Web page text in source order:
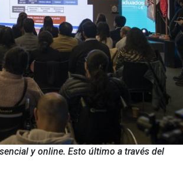
y online. Esto último a través del